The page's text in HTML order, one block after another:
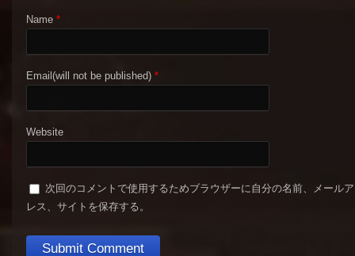
Name *
Email(will not be published) *
Website
次回のコメントで使用するためブラウザーに自分の名前、メール
レス、サイトを保存する。